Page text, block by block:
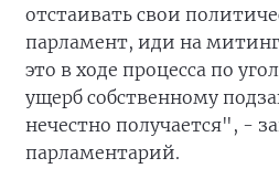
отстаивать свои
парламент, иди на
это в ходе процесса по
ущерб собственному
нечестно получается", -
парламентарий.